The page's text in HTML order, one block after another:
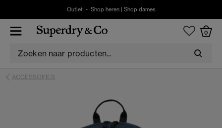
Outlet - Shop heren| Shop dames
0
ACCESSOIRES